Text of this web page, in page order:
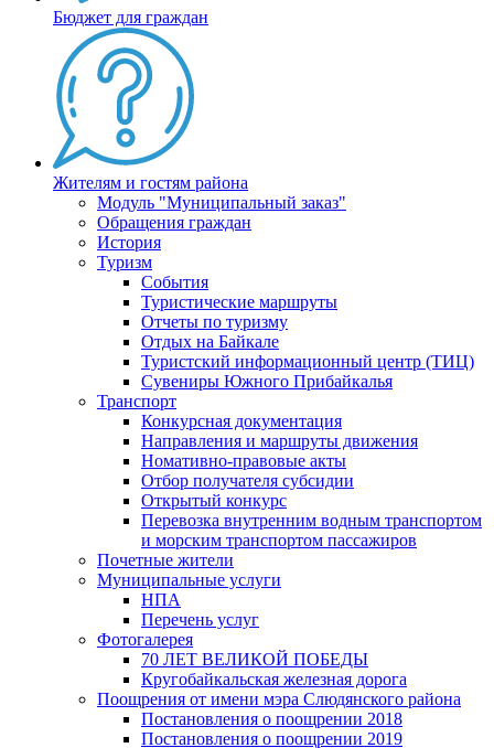
Бюджет для граждан
Жителям и гостям района
Модуль "Муниципальный заказ"
Обращения граждан
История
Туризм
События
Туристические маршруты
Отчеты по туризму
Отдых на Байкале
Туристский информационный центр (ТИЦ)
Сувениры Южного Прибайкалья
Транспорт
Конкурсная документация
Направления и маршруты движения
Номативно-правовые акты
Отбор получателя субсидии
Открытый конкурс
Перевозка внутренним водным транспортом
и морским транспортом пассажиров
Почетные жители
Муниципальные услуги
НПА
Перечень услуг
Фотогалерея
70 ЛЕТ ВЕЛИКОЙ ПОБЕДЫ
Кругобайкальская железная дорога
Поощрения от имени мэра Слюдянского района
Постановления о поощрении 2018
Постановления о поощрении 2019